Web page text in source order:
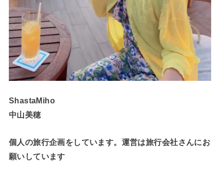
ShastaMiho
中山美穂
個人の旅行企画をしています。運営は旅行会社さんにお
願いしています